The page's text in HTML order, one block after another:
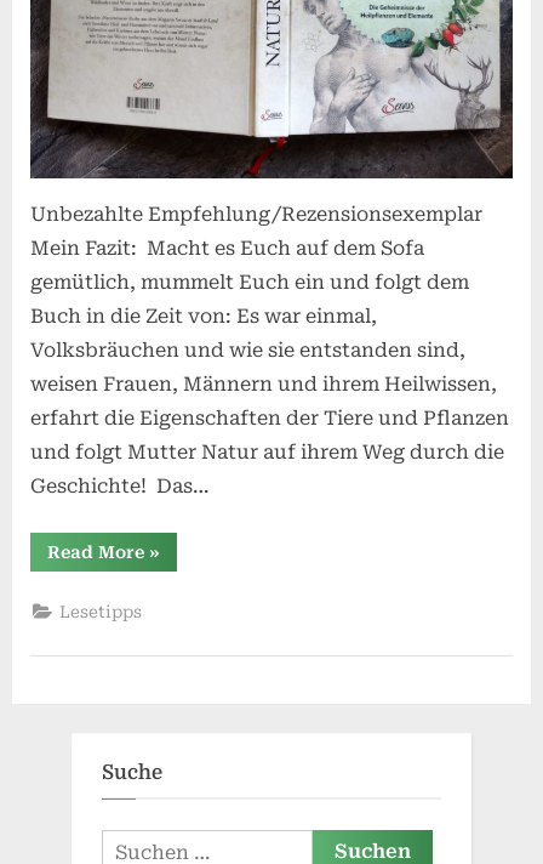
Unbezahlte Empfehlung/Rezensionsexemplar
Mein Fazit: Macht es Euch auf dem Sofa
gemütlich, mummelt Euch ein und folgt dem
Buch in die Zeit von: Es war einmal,
Volksbräuchen und wie sie entstanden sind,
weisen Frauen, Männern und ihrem Heilwissen,
erfahrt die Eigenschaften der Tiere und Pflanzen
und folgt Mutter Natur auf ihrem Weg durch die
Geschichte! Das…
Read More“Lesetipp:
Naturwissen,
und
»
Lesetipps
Suche
Suchen